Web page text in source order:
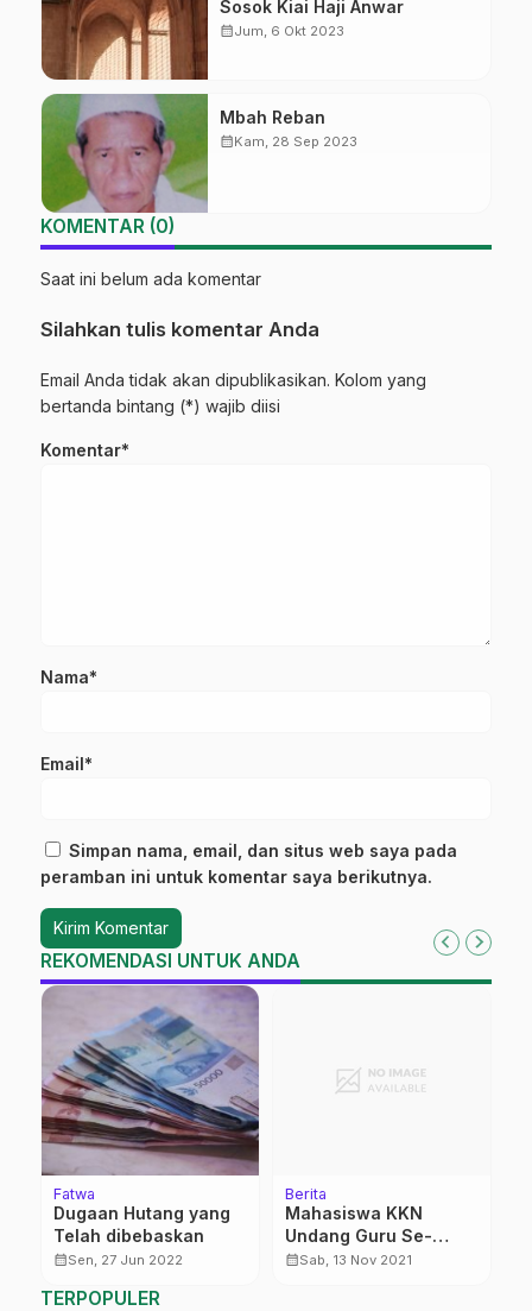
Sosok Kiai Haji Anwar
calendar_monthJum, 6 Okt 2023
Mbah Reban
calendar_monthKam, 28 Sep 2023
KOMENTAR (0)
Saat ini belum ada komentar
Silahkan tulis komentar Anda
Email Anda tidak akan dipublikasikan. Kolom yang
bertanda bintang (*) wajib diisi
Komentar*
Nama*
Email*
Simpan nama, email, dan situs web saya pada
peramban ini untuk komentar saya berikutnya.
REKOMENDASI UNTUK ANDA
Fatwa
Dugaan Hutang yang
Telah dibebaskan
calendar_monthSen, 27 Jun 2022
Berita
Mahasiswa KKN
Undang Guru Se-
Kecamatan Gembong
calendar_monthSab, 13 Nov 2021
TERPOPULER